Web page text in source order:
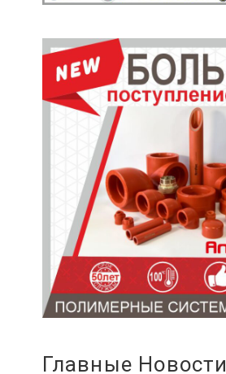
Главные Новости